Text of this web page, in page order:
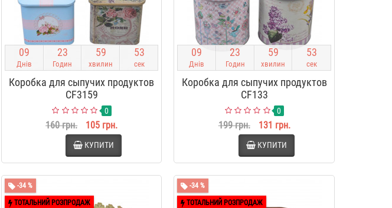
09
Днів
23
Годин
59
хвилин
52
сек
Коробка для сыпучих продуктов
CF3159
0
160 грн. 105 грн.
КУПИТИ
09
Днів
23
Годин
59
хвилин
52
сек
Коробка для сыпучих продуктов
CF133
0
199 грн. 131 грн.
КУПИТИ
-34 %
ТОТАЛЬНИЙ РОЗПРОДАЖ
-34 %
ТОТАЛЬНИЙ РОЗПРОДАЖ